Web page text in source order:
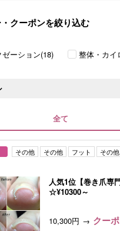
クーポンを絞り込む
ゼーション(18) 整体・カイ
全て
その他 その他 フット その他
人気1位【巻き爪専
☆¥10300～
10,300円 クー